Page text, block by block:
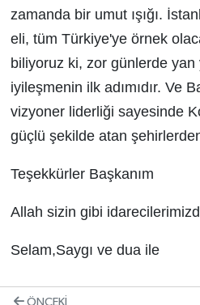
zamanda bir umut ışığı.
eli, tüm Türkiye'ye örnek
biliyoruz ki, zor günlerde yan
iyileşmenin ilk adımıdır. Ve
vizyoner liderliği sayesinde
güçlü şekilde atan
Teşekkürler Başkanım
Allah sizin gibi
Selam,Saygı ve dua ile
ÖNCEKI